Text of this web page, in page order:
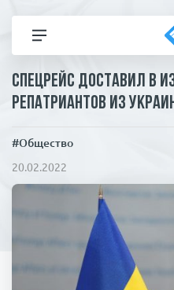
Все новости
Экономика
Общество
Спецрейс доставил в
репатриантов из
#Общество
20.02.2022